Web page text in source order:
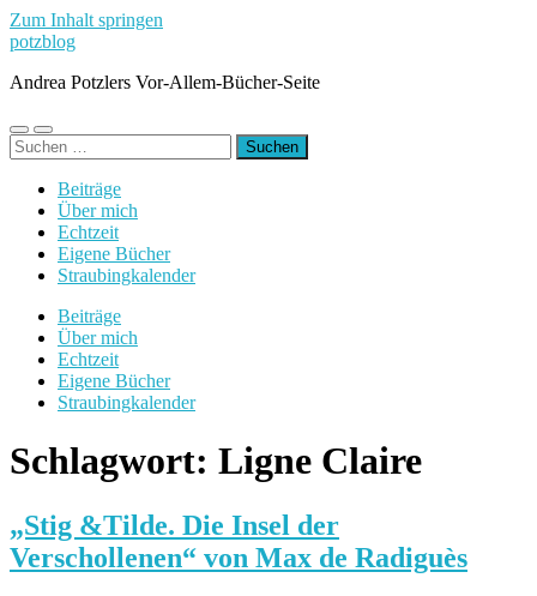
Zum Inhalt springen
potzblog
Andrea Potzlers Vor-Allem-Bücher-Seite
Mobile-
Menü
Suchfeld
ein-/ausblenden
Suchen
nach:
Beiträge
Über mich
Echtzeit
Eigene Bücher
Straubingkalender
Beiträge
Über mich
Echtzeit
Eigene Bücher
Straubingkalender
Schlagwort: Ligne Claire
„Stig &Tilde. Die Insel der
Verschollenen“ von Max de Radiguès